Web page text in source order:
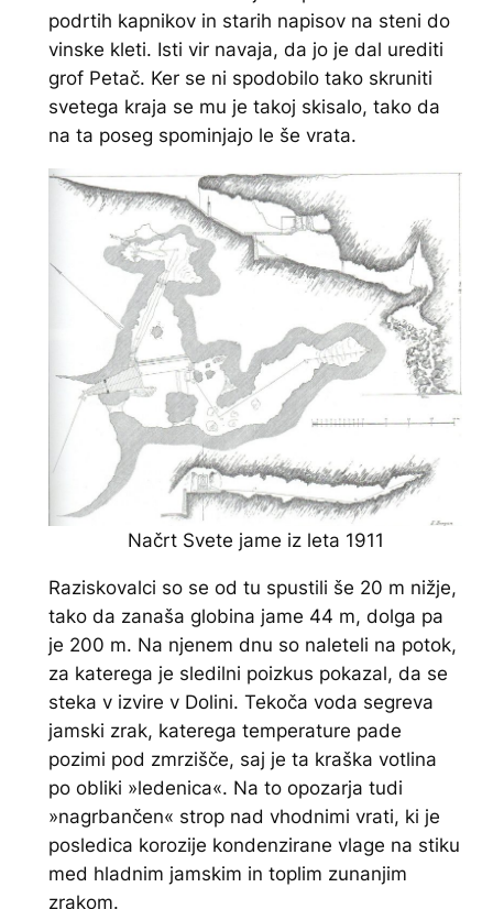
podrtih kapnikov in starih napisov na steni do
vinske kleti. Isti vir navaja, da jo je dal urediti
grof Petač. Ker se ni spodobilo tako skruniti
svetega kraja se mu je takoj skisalo, tako da
na ta poseg spominjajo le še vrata.
Načrt Svete jame iz leta 1911
Raziskovalci so se od tu spustili še 20 m nižje,
tako da zanaša globina jame 44 m, dolga pa
je 200 m. Na njenem dnu so naleteli na potok,
za katerega je sledilni poizkus pokazal, da se
steka v izvire v Dolini. Tekoča voda segreva
jamski zrak, katerega temperature pade
pozimi pod zmrzišče, saj je ta kraška votlina
po obliki »ledenica«. Na to opozarja tudi
»nagrbančen« strop nad vhodnimi vrati, ki je
posledica korozije kondenzirane vlage na stiku
med hladnim jamskim in toplim zunanjim
zrakom.